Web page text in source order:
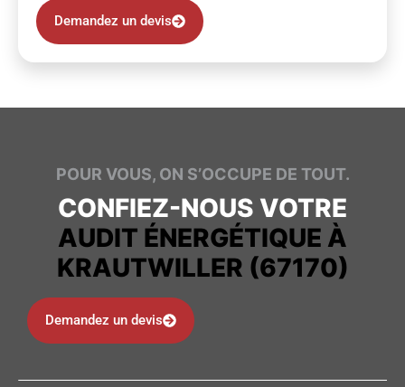
Demandez un devis
POUR VOUS, ON S’OCCUPE DE TOUT.
CONFIEZ-NOUS VOTRE
AUDIT ÉNERGÉTIQUE À
KRAUTWILLER (67170)
Demandez un devis